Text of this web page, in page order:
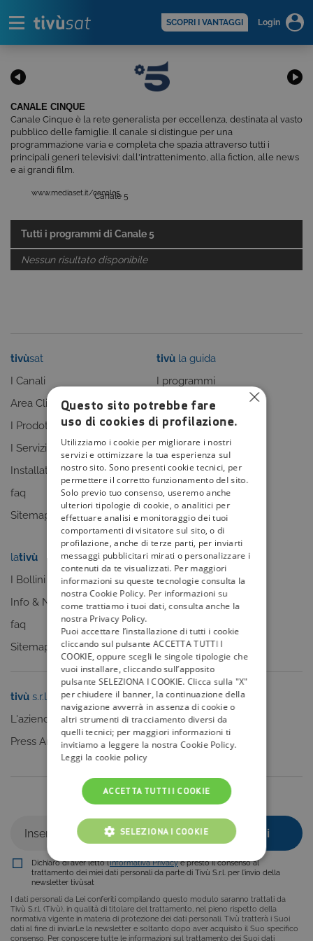
SCOPRI I VANTAGGI Login
CANALE CINQUE
Canale Cinque è la rete generalista per eccellenza, destinata al vasto
pubblico delle famiglie. Il canale si distingue per una
programmazione varia e completa che spazia attraverso tutti i
principali generi televisivi: dall'intrattenimento, alla fiction, alle news
e ai grandi film.
Canale 5
www.mediaset.it/canale5
Tutti i programmi di Canale 5
Nessun risultato disponibile
tivùsat
I Canali
Area Clienti
I Prodotti
I Servizi
Installatori
faq
Sitemap
tivù la guida
I programmi
I canali
La Guida +
faq
Sitemap
lativù
I Bollini
Info & News
faq
Sitemap
mytivù
tivù s.r.l.
L'azienda
Press Area
Sei un editore?
Clicca qui
Iscriviti alla nostra newsletter
Dichiaro di aver letto l’Informativa Privacye presto il consenso al
trattamento dei miei dati personali da parte di Tivù S.r.l. per l’invio della
newsletter tivùsat
I dati personali da Lei conferiti compilando questo modulo saranno trattati da
Tivù S.r.l. (Tivù), in qualità di titolare del trattamento, nel pieno rispetto della
normativa vigente in materia di protezione dei dati personali. Tivù tratterà i Suoi
dati al fine di inviarLe la newsletter e soltanto dopo aver acquisito il Suo specifico
consenso. Per conoscere tutte le informazioni sul trattamento dei Suoi dati
Questo sito potrebbe fare
uso di cookies di profilazione.
Utilizziamo i cookie per migliorare i nostri
servizi e ottimizzare la tua esperienza sul
nostro sito. Sono presenti cookie tecnici, per
permettere il corretto funzionamento del sito.
Solo previo tuo consenso, useremo anche
ulteriori tipologie di cookie, o analitici per
effettuare analisi e monitoraggio dei tuoi
comportamenti di visitatore sul sito, o di
profilazione, anche di terze parti, per inviarti
messaggi pubblicitari mirati o personalizzare i
contenuti da te visualizzati. Per maggiori
informazioni su queste tecnologie consulta la
nostra Cookie Policy. Per informazioni su
come trattiamo i tuoi dati, consulta anche la
nostra Privacy Policy.
Puoi accettare l’installazione di tutti i cookie
cliccando sul pulsante ACCETTA TUTTI I
COOKIE, oppure scegli le singole tipologie che
vuoi installare, cliccando sull’apposito
pulsante SELEZIONA I COOKIE. Clicca sulla "X"
per chiudere il banner, la continuazione della
navigazione avverrà in assenza di cookie o
altri strumenti di tracciamento diversi da
quelli tecnici; per maggiori informazioni ti
invitiamo a leggere la nostra Cookie Policy.
Leggi la cookie policy
ACCETTA TUTTI I COOKIE
SELEZIONA I COOKIE
COOKIE TECNICI
COOKIE DI PROFILAZIONE